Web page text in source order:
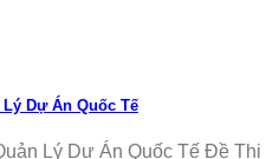
Dự Án Quốc Tế
Lý Dự Án Quốc Tế Đề Thi